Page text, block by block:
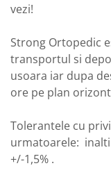
vezi!
Strong Ortopedic
transportul si
usoara iar dupa
ore pe plan
Tolerantele cu
urmatoarele:
+/-1,5% .